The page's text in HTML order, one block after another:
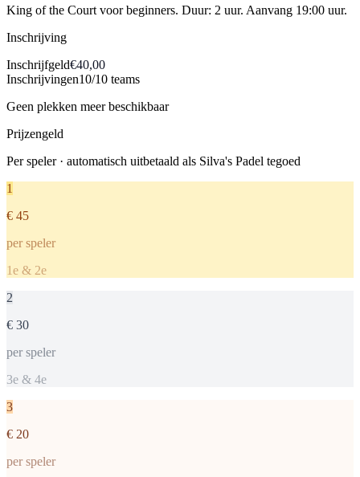
King of the Court voor beginners. Duur: 2 uur. Aanvang 19:00 uur.
Inschrijving
Inschrijfgeld€40,00
Inschrijvingen10/10 teams
Geen plekken meer beschikbaar
Prijzengeld
Per speler · automatisch uitbetaald als Silva's Padel tegoed
1
€ 45
per speler
1e & 2e
2
€ 30
per speler
3e & 4e
3
€ 20
per speler